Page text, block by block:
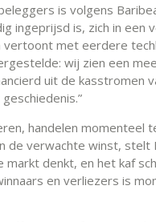
is volgens
ingeprijsd is, zich in
vertoont met eerdere
wij zien een
uit de kasstromen
handelen momenteel
de verwachte winst, stelt
denkt, en het kaf
en verliezers is